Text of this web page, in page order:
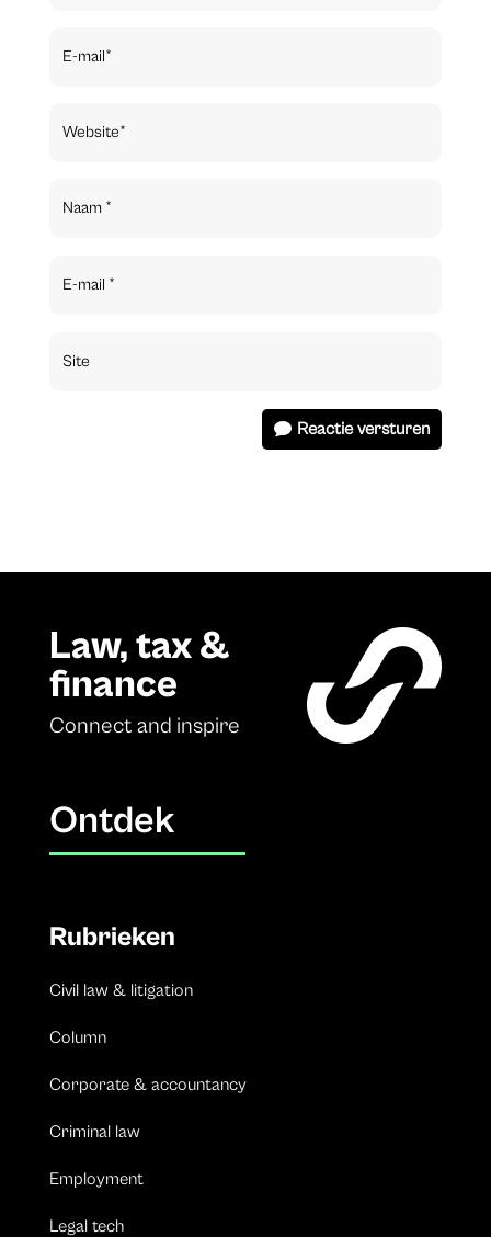
Reactie versturen
Law, tax &
finance
Connect and inspire
Ontdek
Rubrieken
Civil law & litigation
Column
Corporate & accountancy
Criminal law
Employment
Legal tech